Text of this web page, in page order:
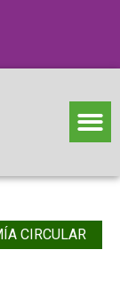
CIRCULAR